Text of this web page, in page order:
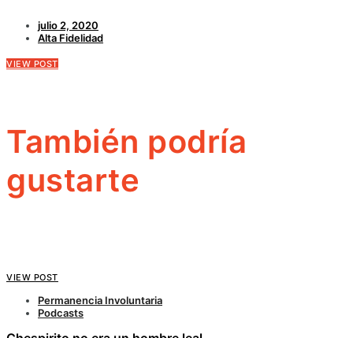
julio 2, 2020
Alta Fidelidad
VIEW POST
También podría
gustarte
VIEW POST
Permanencia Involuntaria
Podcasts